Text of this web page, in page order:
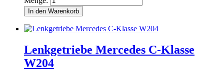
In den Warenkorb
Lenkgetriebe Mercedes C-Klasse
W204